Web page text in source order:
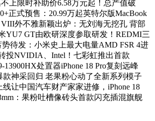
上限时补助价6.58万元起！总产值破
正式预售：20.99万起英特尔版MacBook
VIII外不雅新颖出炉：无刘海无挖孔 背部
YU7 GT由欧研深度参取研发！REDMI三
势待发：小米史上最大电量AMD FSR 4进
投NVIDIA、Intel！七彩虹推出首款
处置器iPhone 18 Pro复刻远峰
款神采回归 老果粉心动了全新系列模子
线让中国汽车财产家家进修，iPhone 18
：果粉吐槽像砖头首款闪充插混旗舰